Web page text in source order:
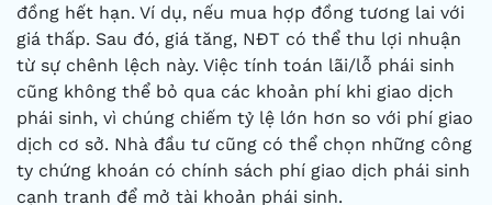
đồng hết hạn. Ví dụ, nếu mua hợp đồng tương lai với
giá thấp. Sau đó, giá tăng, NĐT có thể thu lợi nhuận
từ sự chênh lệch này. Việc tính toán lãi/lỗ phái sinh
cũng không thể bỏ qua các khoản phí khi giao dịch
phái sinh, vì chúng chiếm tỷ lệ lớn hơn so với phí giao
dịch cơ sở. Nhà đầu tư cũng có thể chọn những công
ty chứng khoán có chính sách phí giao dịch phái sinh
cạnh tranh để mở tài khoản phái sinh.